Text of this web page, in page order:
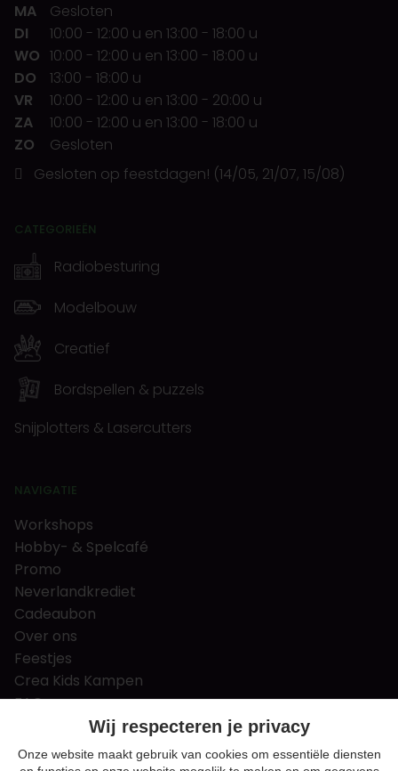
MA
Gesloten
DI
10:00 - 12:00 u en 13:00 - 18:00 u
WO 10:00 - 12:00 u en 13:00 - 18:00 u
DO
13:00 - 18:00 u
VR
10:00 - 12:00 u en 13:00 - 20:00 u
ZA
10:00 - 12:00 u en 13:00 - 18:00 u
ZO
Gesloten
Gesloten op feestdagen! (14/05, 21/07, 15/08)
CATEGORIEËN
Radiobesturing
Modelbouw
Creatief
Bordspellen & puzzels
Snijplotters & Lasercutters
NAVIGATIE
Workshops
Hobby- & Spelcafé
Promo
Neverlandkrediet
Cadeaubon
Over ons
Feestjes
Crea Kids Kampen
FAQ
Tips & tricks
Contact
Wij respecteren je privacy
Onze website maakt gebruik van cookies om essentiële diensten